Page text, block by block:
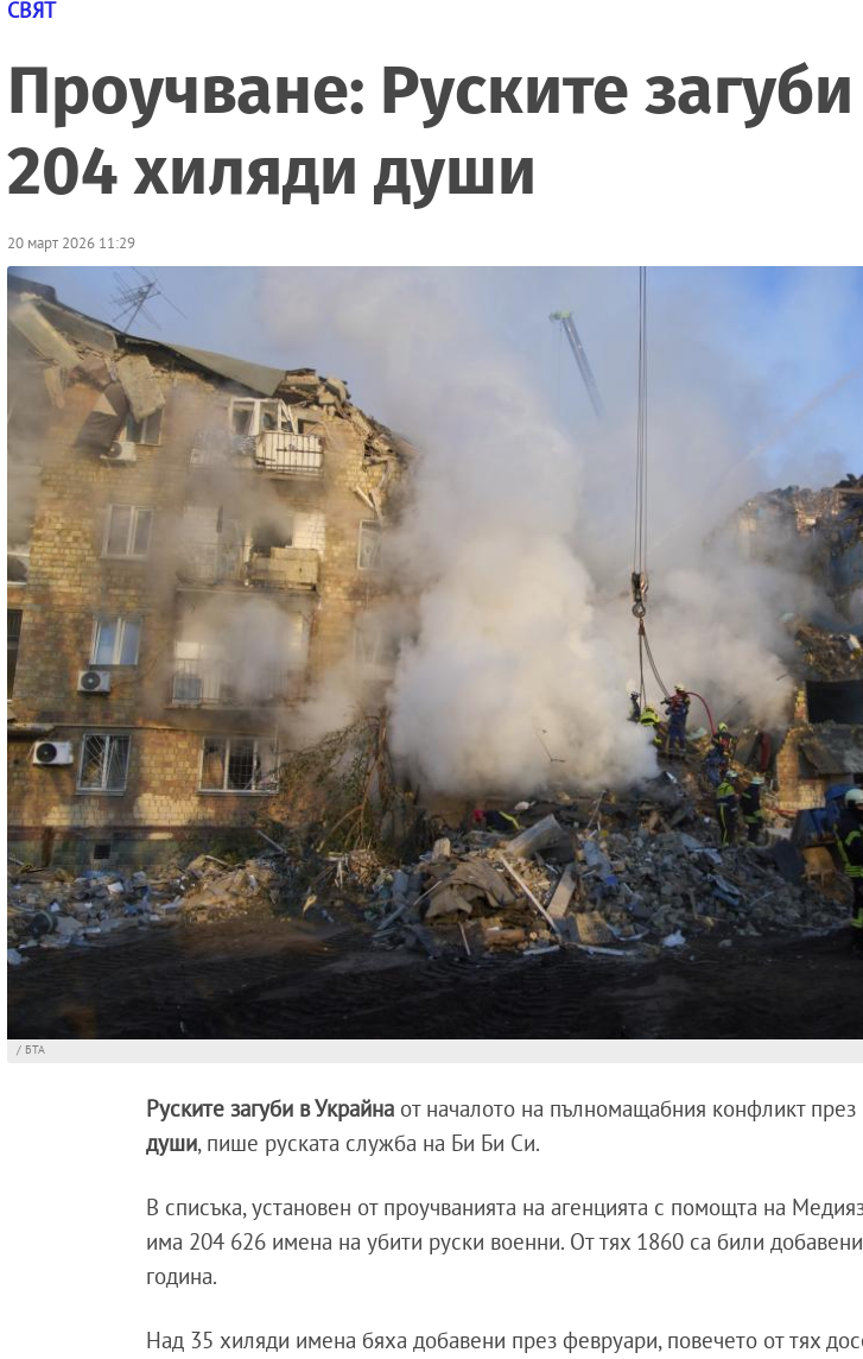
СВЯТ
Проучване: Руските
204 хиляди души
20 март 2026 11:29
/ БТА
Руските загуби в Украйна от началото на пълномащабния конфликт през
души, пише руската служба на Би Би Си.
В списъка, установен от проучванията на агенцията с помощта на
има 204 626 имена на убити руски военни. От тях 1860 са били
година.
Над 35 хиляди имена бяха добавени през февруари, повечето от тях